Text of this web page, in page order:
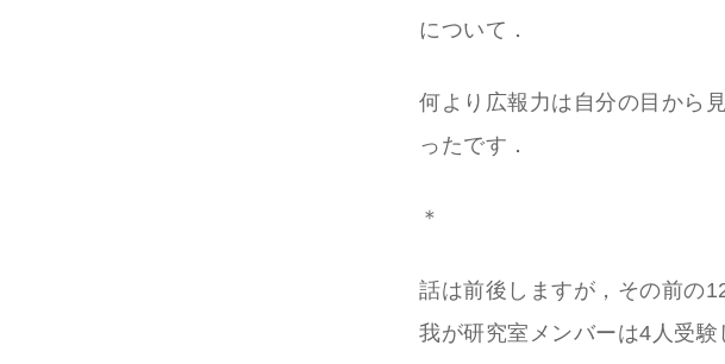
について．
何より広報力は自分の目から
ったです．
＊
話は前後しますが，その前の
我が研究室メンバーは4人受験